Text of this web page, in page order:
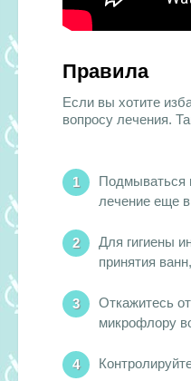
Правила
Если вы хотите
вопросу лечения.
Подмываться
лечение еще
Для гигиены
принятия
Откажитесь
микрофлору